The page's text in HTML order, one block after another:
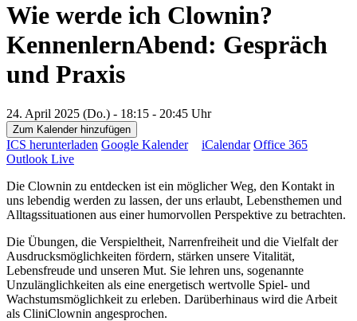
Wie werde ich Clownin?
KennenlernAbend: Gespräch
und Praxis
24. April 2025 (Do.) - 18:15 - 20:45 Uhr
Zum Kalender hinzufügen
ICS herunterladen Google Kalender iCalendar Office 365
Outlook Live
Die Clownin zu entdecken ist ein möglicher Weg, den Kontakt in
uns lebendig werden zu lassen, der uns erlaubt, Lebensthemen und
Alltagssituationen aus einer humorvollen Perspektive zu betrachten.
Die Übungen, die Verspieltheit, Narrenfreiheit und die Vielfalt der
Ausdrucksmöglichkeiten fördern, stärken unsere Vitalität,
Lebensfreude und unseren Mut. Sie lehren uns, sogenannte
Unzulänglichkeiten als eine energetisch wertvolle Spiel- und
Wachstumsmöglichkeit zu erleben. Darüberhinaus wird die Arbeit
als CliniClownin angesprochen.